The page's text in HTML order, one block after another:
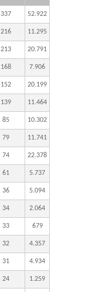
337 52.922
216 11.295
213 20.791
168 7.906
152 20.199
139 11.464
85 10.302
79 11.741
74 22.378
61 5.737
36 5.094
34 2.064
33 679
32 4.357
31 4.934
24 1.259